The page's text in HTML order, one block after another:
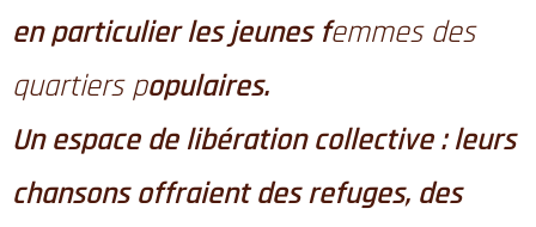
en particulier les jeunes femmes des
quartiers populaires.
Un espace de libération collective : leurs
chansons offraient des refuges, des